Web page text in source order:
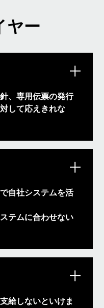
ヤー
、専用伝票の発行
して応えきれな
何なりとご相談く
自社システムを活
テムに合わせない
導入することも可
タをCSVにての送
給しないといけま